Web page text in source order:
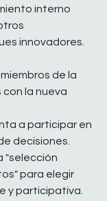
interno
innovadores.
de la
la nueva
a participar en
decisiones.
"selección
para elegir
y participativa.